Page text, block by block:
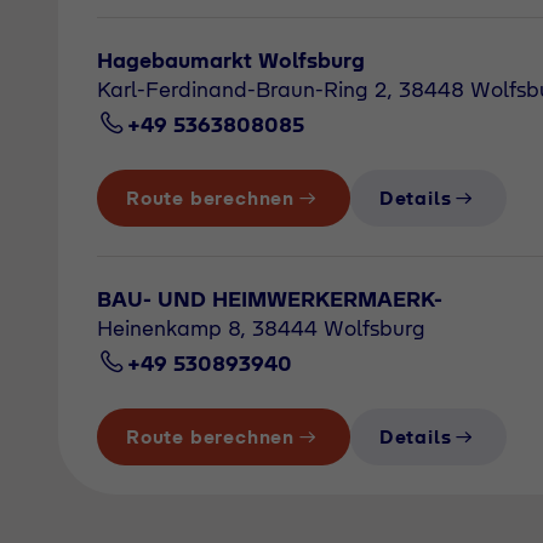
Hagebaumarkt Wolfsburg
Karl-Ferdinand-Braun-Ring 2, 38448
+49 5363808085
Route berechnen Details
BAU- UND HEIMWERKERMAERK-
Heinenkamp 8, 38444 Wolfsburg
+49 530893940
Route berechnen Details